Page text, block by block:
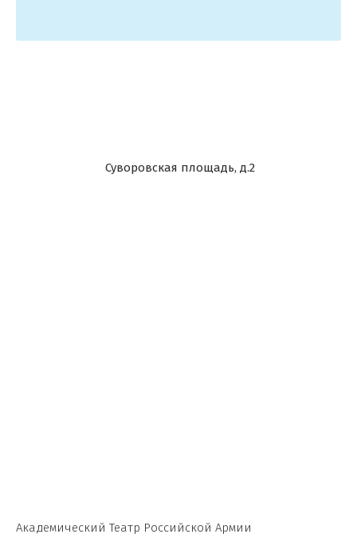
Суворовская площадь, д.2
Академический Театр Российской Армии